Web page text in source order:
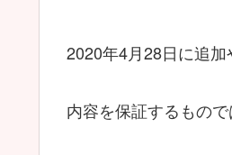
2020年4月28日に追加
内容を保証するもの